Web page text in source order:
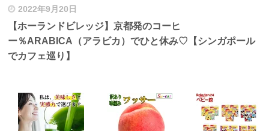
2022年9月20日
【ホーランドビレッジ】京都発のコーヒ
ー％ARABICA（アラビカ）でひと休み♡【シンガポール
でカフェ巡り】